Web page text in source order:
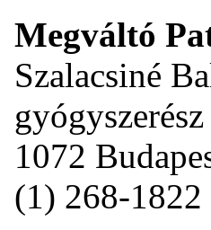
Megváltó
Szalacsiné
gyógyszerész
1072
(1) 268-1822